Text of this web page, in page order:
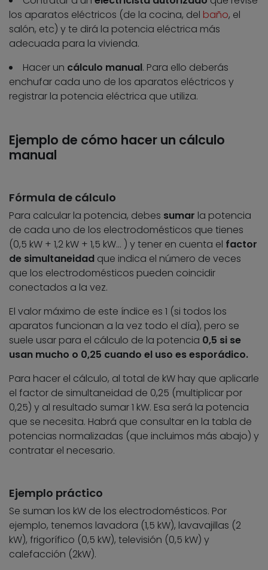
los aparatos eléctricos (de la cocina, del baño, el
salón, etc) y te dirá la potencia eléctrica más
adecuada para la vivienda.
Hacer un cálculo manual. Para ello deberás
enchufar cada uno de los aparatos eléctricos y
registrar la potencia eléctrica que utiliza.
Ejemplo de cómo hacer un cálculo
manual
Fórmula de cálculo
Para calcular la potencia, debes sumar la potencia
de cada uno de los electrodomésticos que tienes
(0,5 kW + 1,2 kW + 1,5 kW… ) y tener en cuenta el factor
de simultaneidad que indica el número de veces
que los electrodomésticos pueden coincidir
conectados a la vez.
El valor máximo de este índice es 1 (si todos los
aparatos funcionan a la vez todo el día), pero se
suele usar para el cálculo de la potencia 0,5 si se
usan mucho o 0,25 cuando el uso es esporádico.
Para hacer el cálculo, al total de kW hay que aplicarle
el factor de simultaneidad de 0,25 (multiplicar por
0,25) y al resultado sumar 1 kW. Esa será la potencia
que se necesita. Habrá que consultar en la tabla de
potencias normalizadas (que incluimos más abajo) y
contratar el necesario.
Ejemplo práctico
Se suman los kW de los electrodomésticos. Por
ejemplo, tenemos lavadora (1,5 kW), lavavajillas (2
kW), frigorífico (0,5 kW), televisión (0,5 kW) y
calefacción (2kW).